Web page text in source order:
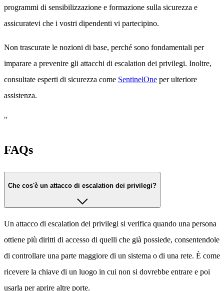
programmi di sensibilizzazione e formazione sulla sicurezza e
assicuratevi che i vostri dipendenti vi partecipino.
Non trascurate le nozioni di base, perché sono fondamentali per
imparare a prevenire gli attacchi di escalation dei privilegi. Inoltre,
consultate esperti di sicurezza come SentinelOne per ulteriore
assistenza.
"
FAQs
Che cos'è un attacco di escalation dei privilegi?
Un attacco di escalation dei privilegi si verifica quando una persona
ottiene più diritti di accesso di quelli che già possiede, consentendole
di controllare una parte maggiore di un sistema o di una rete. È come
ricevere la chiave di un luogo in cui non si dovrebbe entrare e poi
usarla per aprire altre porte.